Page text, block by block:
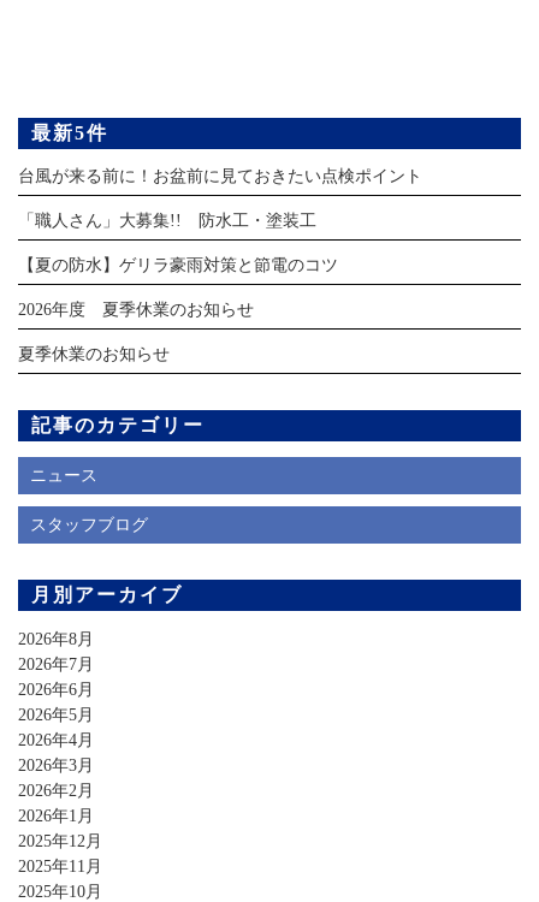
最新5件
台風が来る前に！お盆前に見ておきたい点検ポイント
「職人さん」大募集!! 防水工・塗装工
【夏の防水】ゲリラ豪雨対策と節電のコツ
2026年度 夏季休業のお知らせ
夏季休業のお知らせ
記事のカテゴリー
ニュース
スタッフブログ
月別アーカイブ
2026年8月
2026年7月
2026年6月
2026年5月
2026年4月
2026年3月
2026年2月
2026年1月
2025年12月
2025年11月
2025年10月